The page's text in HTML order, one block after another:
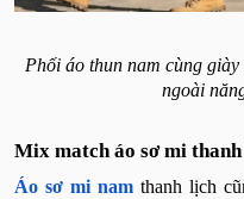
Phối áo thun nam cùng
ngoài
Mix match áo sơ mi
Áo sơ mi nam thanh lịch